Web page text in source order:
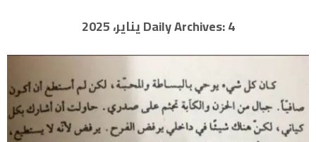
Daily Archives:4 يناير، 2025